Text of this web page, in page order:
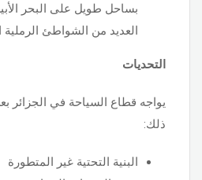
بساحل طويل على البحر
العديد من الشواطئ الرملية
التحديات
يواجه قطاع السياحة في الجزائر
ذلك:
البنية التحتية غير المتطورة